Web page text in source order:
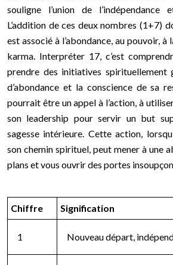
souligne l’union de
L’addition de ces deux nombres (1+7)
est associé à l’abondance, au pouvoir,
karma. Interpréter 17, c’est
prendre des initiatives spirituellement
d’abondance et la conscience de sa
pourrait être un appel à l’action, à
son leadership pour servir un but
sagesse intérieure. Cette action,
son chemin spirituel, peut mener à une
plans et vous ouvrir des portes
Chiffre Signification
1 Nouveau départ,